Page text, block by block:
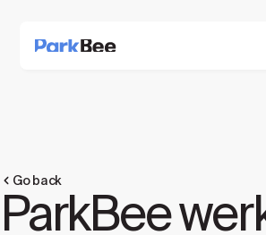
Go back
ParkBee